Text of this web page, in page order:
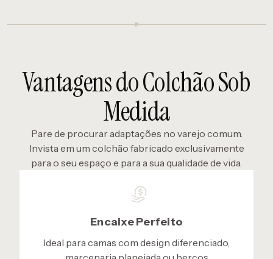
Vantagens do Colchão Sob
Medida
Pare de procurar adaptações no varejo comum.
Invista em um colchão fabricado exclusivamente
para o seu espaço e para a sua qualidade de vida.
Encaixe Perfeito
Ideal para camas com design diferenciado,